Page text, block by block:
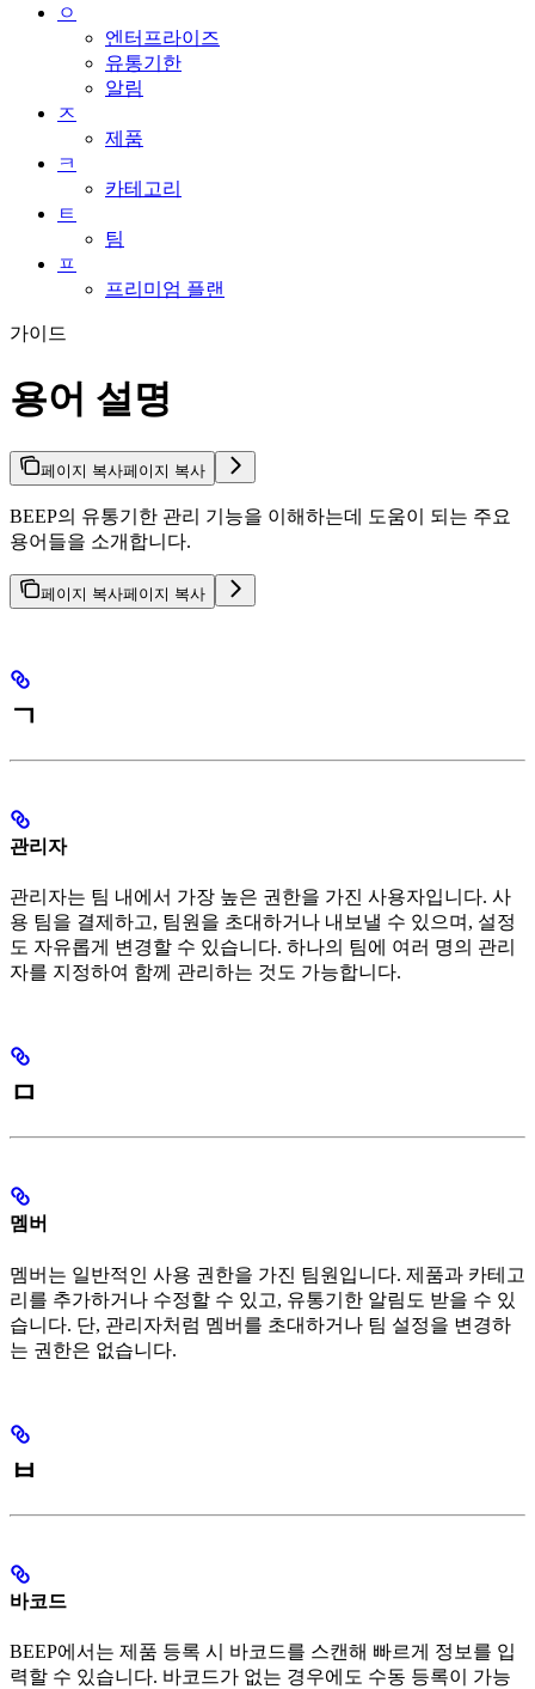
ㅇ
엔터프라이즈
유통기한
알림
ㅈ
제품
ㅋ
카테고리
ㅌ
팀
ㅍ
프리미엄 플랜
가이드
용어 설명
페이지 복사페이지 복사
BEEP의 유통기한 관리 기능을 이해하는데 도움이 되는 주요
용어들을 소개합니다.
페이지 복사페이지 복사
ㄱ
관리자
관리자는 팀 내에서 가장 높은 권한을 가진 사용자입니다. 사
용 팀을 결제하고, 팀원을 초대하거나 내보낼 수 있으며, 설정
도 자유롭게 변경할 수 있습니다. 하나의 팀에 여러 명의 관리
자를 지정하여 함께 관리하는 것도 가능합니다.
ㅁ
멤버
멤버는 일반적인 사용 권한을 가진 팀원입니다. 제품과 카테고
리를 추가하거나 수정할 수 있고, 유통기한 알림도 받을 수 있
습니다. 단, 관리자처럼 멤버를 초대하거나 팀 설정을 변경하
는 권한은 없습니다.
ㅂ
바코드
BEEP에서는 제품 등록 시 바코드를 스캔해 빠르게 정보를 입
력할 수 있습니다. 바코드가 없는 경우에도 수동 등록이 가능